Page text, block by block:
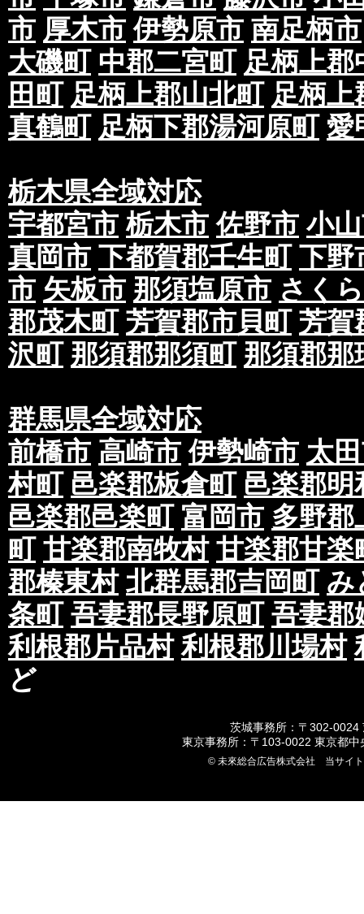
市 厚木市 伊勢原市 南足柄市
大磯町 中郡二宮町 足柄上郡
田町 足柄上郡山北町 足柄上
真鶴町 足柄下郡湯河原町 愛
栃木県全域対応
宇都宮市 栃木市 佐野市 小
真岡市 下都賀郡壬生町 下野
市 矢板市 那須塩原市 さく
郡茂木町 芳賀郡市貝町 芳賀
沢町 那須郡那須町 那須郡那
群馬県全域対応
前橋市 高崎市 伊勢崎市 太
村町 邑楽郡板倉町 邑楽郡明
邑楽郡邑楽町 富岡市 多野郡
町 甘楽郡南牧村 甘楽郡甘楽
郡榛東村 北群馬郡吉岡町 み
条町 吾妻郡長野原町 吾妻郡
利根郡片品村 利根郡川場村
ど
茨城事務所：〒302-0024
東京事務所：〒103-0022 東京都
© 未來総合広告株式会社 当サイ